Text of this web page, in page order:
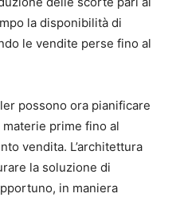
la disponibilità di
le vendite perse fino al
possono ora pianificare
prime fino al
vendita. L’architettura
la soluzione di
in maniera